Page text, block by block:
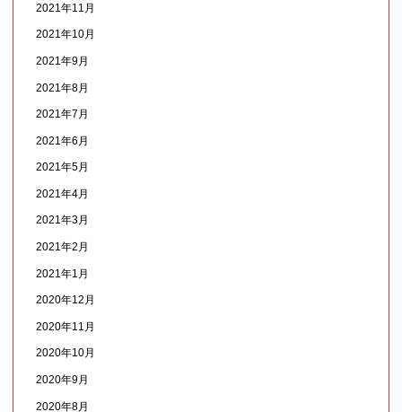
2021年11月
2021年10月
2021年9月
2021年8月
2021年7月
2021年6月
2021年5月
2021年4月
2021年3月
2021年2月
2021年1月
2020年12月
2020年11月
2020年10月
2020年9月
2020年8月